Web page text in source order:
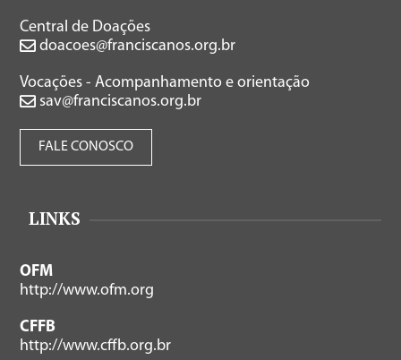
Central de Doações
doacoes@franciscanos.org.br
Vocações - Acompanhamento e orientação
sav@franciscanos.org.br
FALE CONOSCO
LINKS
OFM
http://www.ofm.org
CFFB
http://www.cffb.org.br